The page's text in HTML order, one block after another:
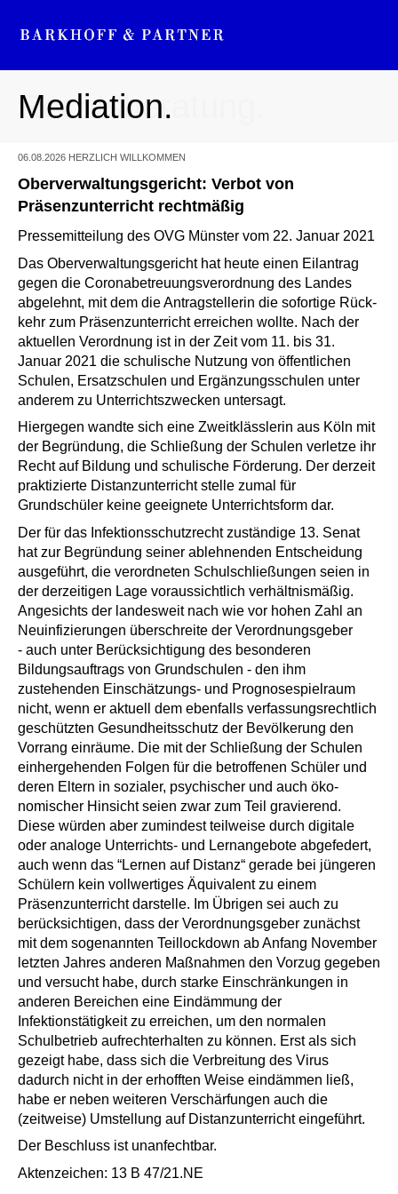
Mediation.
Rechtsberatung.
06.08.2026 HERZLICH WILLKOMMEN
Oberverwaltungsgericht: Verbot von
Präsenzunterricht rechtmäßig
Pressemitteilung des OVG Münster vom 22. Januar 2021
Das Oberverwaltungsgericht hat heute einen Eilantrag
gegen die Coronabetreuungsverordnung des Landes
abgelehnt, mit dem die Antragstellerin die sofortige Rück­
kehr zum Präsenzunterricht erreichen wollte. Nach der
aktuellen Verordnung ist in der Zeit vom 11. bis 31.
Januar 2021 die schulische Nutzung von öffentlichen
Schulen, Ersatzschulen und Ergänzungsschulen unter
anderem zu Un­terrichtszwecken untersagt.
Hiergegen wandte sich eine Zweitklässlerin aus Köln mit
der Begründung, die Schließung der Schulen verletze ihr
Recht auf Bildung und schulische Förderung. Der derzeit
praktizierte Distanzunterricht stelle zumal für
Grundschüler keine geeignete Unterrichtsform dar.
Der für das Infektionsschutzrecht zuständige 13. Senat
hat zur Begründung seiner ablehnenden Entscheidung
ausgeführt, die verordneten Schulschließungen seien in
der derzeitigen Lage voraussichtlich verhältnismäßig.
Angesichts der landesweit nach wie vor hohen Zahl an
Neuinfizierungen überschreite der Verordnungsgeber
‑ auch unter Berücksichtigung des besonderen
Bildungsauftrags von Grundschulen ‑ den ihm
zustehenden Einschätzungs- und Prognosespielraum
nicht, wenn er aktuell dem ebenfalls verfassungsrechtlich
geschützten Gesundheitsschutz der Bevölkerung den
Vorrang einräume. Die mit der Schließung der Schulen
einhergehenden Folgen für die betroffenen Schüler und
deren Eltern in sozialer, psychischer und auch öko­
nomischer Hinsicht seien zwar zum Teil gravierend.
Diese würden aber zumindest teilweise durch digitale
oder analoge Unterrichts- und Lernangebote abgefedert,
auch wenn das “Lernen auf Distanz“ gerade bei jüngeren
Schülern kein vollwertiges Äquivalent zu einem
Präsenzunterricht darstelle. Im Übrigen sei auch zu
berücksichtigen, dass der Verordnungsgeber zunächst
mit dem sogenannten Teillockdown ab Anfang November
letzten Jahres anderen Maßnahmen den Vorzug gegeben
und versucht habe, durch starke Einschränkungen in
anderen Bereichen eine Eindäm­mung der
Infektionstätigkeit zu erreichen, um den normalen
Schulbetrieb aufrechterhalten zu können. Erst als sich
gezeigt habe, dass sich die Verbreitung des Virus
dadurch nicht in der erhofften Weise eindämmen ließ,
habe er neben weiteren Ver­schärfungen auch die
(zeitweise) Umstellung auf Distanzunterricht eingeführt.
Der Beschluss ist unanfechtbar.
Aktenzeichen: 13 B 47/21.NE